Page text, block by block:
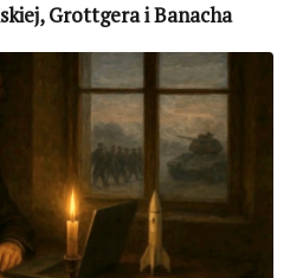
Grottgera i Banacha